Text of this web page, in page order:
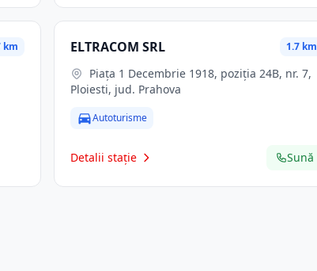
km ELTRACOM SRL 1.7 km
Ploiesti, jud. Prahova
Autoturisme
Detalii stație Sună